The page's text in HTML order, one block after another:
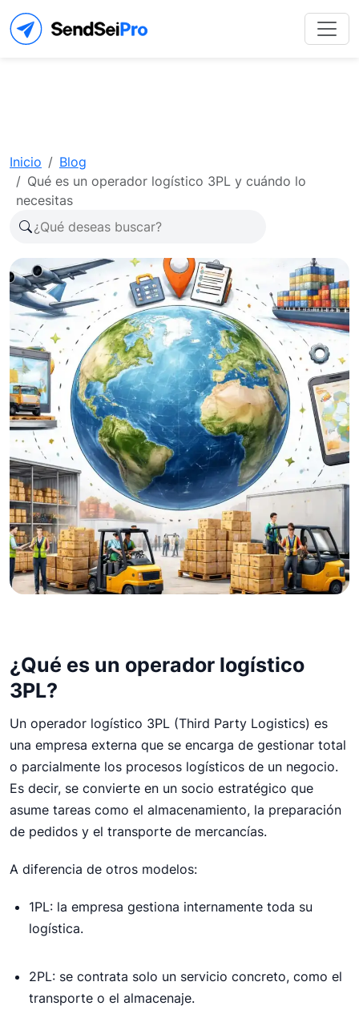
Inicio
Blog
Qué es un operador logístico 3PL y cuándo lo
necesitas
Qué es un operador
logístico 3PL y cuándo lo
necesitas
En un entorno cada vez más competitivo, la
logística se ha convertido en una pieza clave para
el éxito de cualquier negocio, especialmente en el
e-commerce. Gestionar pedidos, controlar
inventario, preparar envíos y responder a
devoluciones puede convertirse rápidamente en un
cuello de botella. Aquí es donde entra en juego el
¿Qué es un operador logístico
3PL?
Un operador logístico 3PL (Third Party Logistics) es
una empresa externa que se encarga de gestionar total
o parcialmente los procesos logísticos de un negocio.
Es decir, se convierte en un socio estratégico que
asume tareas como el almacenamiento, la preparación
de pedidos y el transporte de mercancías.
A diferencia de otros modelos:
1PL: la empresa gestiona internamente toda su
logística.
2PL: se contrata solo un servicio concreto, como el
transporte o el almacenaje.